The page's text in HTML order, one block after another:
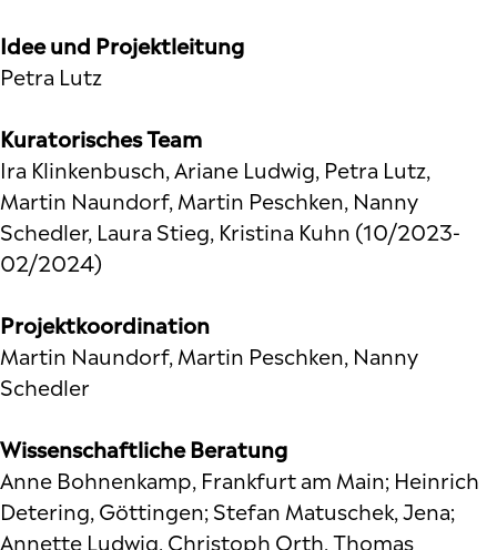
Idee und Projektleitung
Petra Lutz
Kuratorisches Team
Ira Klinkenbusch, Ariane Ludwig, Petra Lutz,
Martin Naundorf, Martin Peschken, Nanny
Schedler, Laura Stieg, Kristina Kuhn (10/2023-
02/2024)
Projektkoordination
Martin Naundorf, Martin Peschken, Nanny
Schedler
Wissenschaftliche Beratung
Anne Bohnenkamp, Frankfurt am Main; Heinrich
Detering, Göttingen; Stefan Matuschek, Jena;